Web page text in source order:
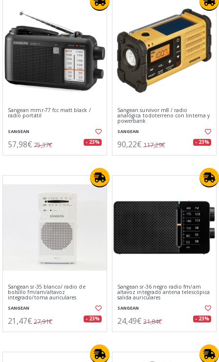
Sangean mmr-77 fcc matt black /
radio portátil
SANGEAN
57,98€ 75,37€ - 23%
Sangean survivor m8 / radio
analógica todoterreno con linterna y
powerbank
SANGEAN
90,22€ 117,29€ - 23%
Sangean sr-35 blanco/ radio de
bolsillo fm/am/altavoz
integrado/toma auriculares
SANGEAN
21,47€ 27,91€ - 23%
Sangean sr-36 negro radio fm/am
altavoz integrado antena telescópica
salida auriculares
SANGEAN
24,49€ 31,84€ - 23%